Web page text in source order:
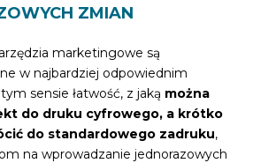
ZMIAN
marketingowe są
w najbardziej odpowiednim
sensie łatwość, z jaką można
do druku cyfrowego, a krótko
do standardowego zadruku,
na wprowadzanie jednorazowych